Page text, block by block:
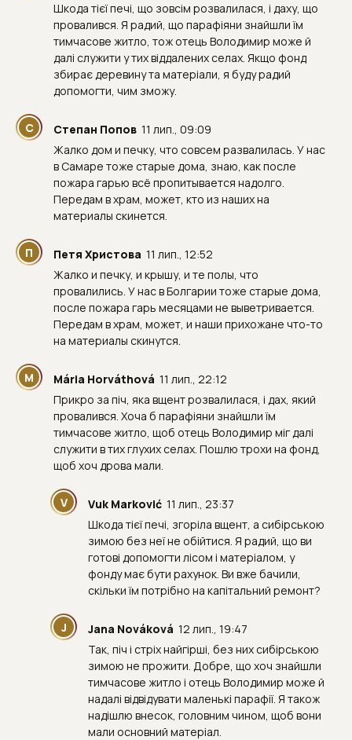
Шкода тієї печі, що зовсім розвалилася, і даху, що
провалився. Я радий, що парафіяни знайшли їм
тимчасове житло, тож отець Володимир може й
далі служити у тих віддалених селах. Якщо фонд
збирає деревину та матеріали, я буду радий
допомогти, чим зможу.
С Степан Попов 11 лип., 09:09
Жалко дом и печку, что совсем развалилась. У нас
в Самаре тоже старые дома, знаю, как после
пожара гарью всё пропитывается надолго.
Передам в храм, может, кто из наших на
материалы скинется.
П Петя Христова 11 лип., 12:52
Жалко и печку, и крышу, и те полы, что
провалились. У нас в Болгарии тоже старые дома,
после пожара гарь месяцами не выветривается.
Передам в храм, может, и наши прихожане что-то
на материалы скинутся.
M Mária Horváthová 11 лип., 22:12
Прикро за піч, яка вщент розвалилася, і дах, який
провалився. Хоча б парафіяни знайшли їм
тимчасове житло, щоб отець Володимир міг далі
служити в тих глухих селах. Пошлю трохи на фонд,
щоб хоч дрова мали.
V Vuk Marković 11 лип., 23:37
Шкода тієї печі, згоріла вщент, а сибірською
зимою без неї не обійтися. Я радий, що ви
готові допомогти лісом і матеріалом, у
фонду має бути рахунок. Ви вже бачили,
скільки їм потрібно на капітальний ремонт?
J Jana Nováková 12 лип., 19:47
Так, піч і стріх найгірші, без них сибірською
зимою не прожити. Добре, що хоч знайшли
тимчасове житло і отець Володимир може й
надалі відвідувати маленькі парафії. Я також
надішлю внесок, головним чином, щоб вони
мали основний матеріал.